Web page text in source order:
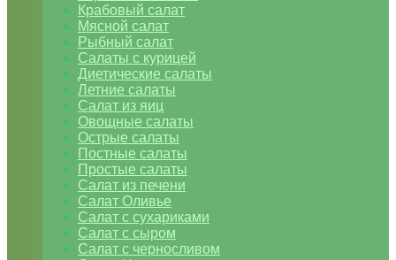
Крабовый салат
Мясной салат
Рыбный салат
Салаты с курицей
Диетические салаты
Летние салаты
Салат из яиц
Овощные салаты
Острые салаты
Постные салаты
Простые салаты
Салат из печени
Салат Оливье
Салат с сухариками
Салат с сыром
Салат с черносливом